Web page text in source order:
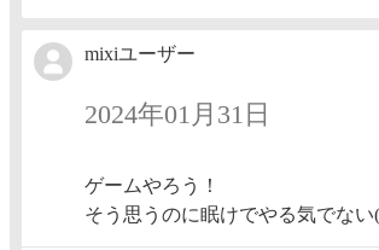
mixiユーザー
2024年01月31日
ゲームやろう！
そう思うのに眠けでやる気でない